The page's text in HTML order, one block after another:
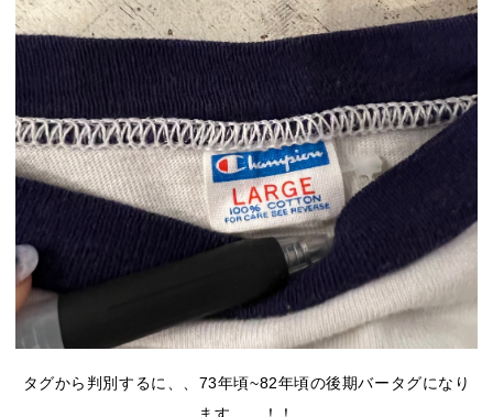
タグから判別するに、、73年頃~82年頃の後期バータグになり